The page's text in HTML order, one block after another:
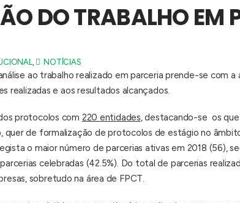
DO TRABALHO EM
NOTÍCIAS
ao trabalho realizado em parceria prende-se com
realizadas e aos resultados alcançados.
protocolos com 220 entidades, destacando-se os
quer de formalização de protocolos de estágio no
o maior número de parcerias ativas em 2018 (56),
celebradas (42.5%). Do total de parcerias
sobretudo na área de FPCT.